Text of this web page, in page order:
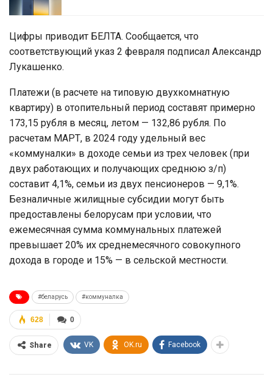
Цифры приводит БЕЛТА. Сообщается, что
соответствующий указ 2 февраля подписал Александр
Лукашенко.
Платежи (в расчете на типовую двухкомнатную
квартиру) в отопительный период составят примерно
173,15 рубля в месяц, летом — 132,86 рубля. По
расчетам МАРТ, в 2024 году удельный вес
«коммуналки» в доходе семьи из трех человек (при
двух работающих и получающих среднюю з/п)
составит 4,1%, семьи из двух пенсионеров — 9,1%.
Безналичные жилищные субсидии могут быть
предоставлены белорусам при условии, что
ежемесячная сумма коммунальных платежей
превышает 20% их среднемесячного совокупного
дохода в городе и 15% — в сельской местности.
#беларусь #коммуналка
0
628
Share VK OK.ru Facebook